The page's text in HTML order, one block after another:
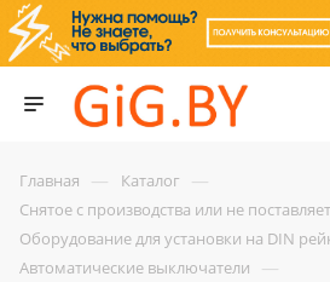
Главная — Каталог —
Снятое с производства или не
Оборудование для установки на DIN
Автоматические выключатели —